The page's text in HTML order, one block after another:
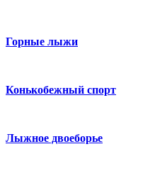
Горные лыжи
Конькобежный спорт
Лыжное двоеборье